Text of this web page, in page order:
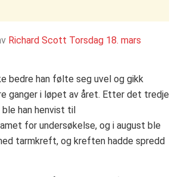
Richard Scott Torsdag 18. mars
bedre han følte seg uvel og gikk
ganger i løpet av året. Etter det tredje
han henvist til
for undersøkelse, og i august ble
tarmkreft, og kreften hadde spredd